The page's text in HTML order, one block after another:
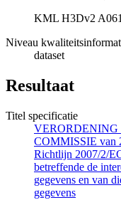
KML H3Dv2
Niveau
dataset
Resultaat
Titel specificatie
VERORDENING
COMMISSIE van
Richtlijn 2007/2/
betreffende de
gegevens en van
gegevens